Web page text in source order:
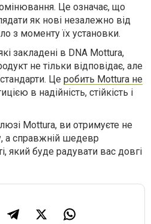
Це означає, що
як нові незалежно від
з моменту їх установки.
закладені в DNA Mottura,
не тільки відповідає, але
Це робить Mottura не
в надійність, стійкість і
Mottura, ви отримуєте не
а справжній шедевр
який буде радувати вас довгі